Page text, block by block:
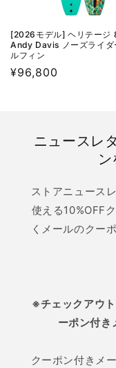
[2026モデル] ヘリテージ
Andy Davis ノーズライダ
ルフィン
通
¥96,800
ニュースレ
ン
ストアニュース
使える10%OFF
くメールのクー
※チェックアウ
ーポン付き
クーポン付きメ